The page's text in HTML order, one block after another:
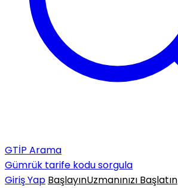
GTİP Arama
Gümrük tarife kodu sorgula
Giriş Yap BaşlayınUzmanınızı Başlatın